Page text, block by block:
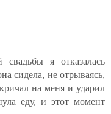
я отказалась
сидела, не отрываясь,
на меня и ударил
еду, и этот момент